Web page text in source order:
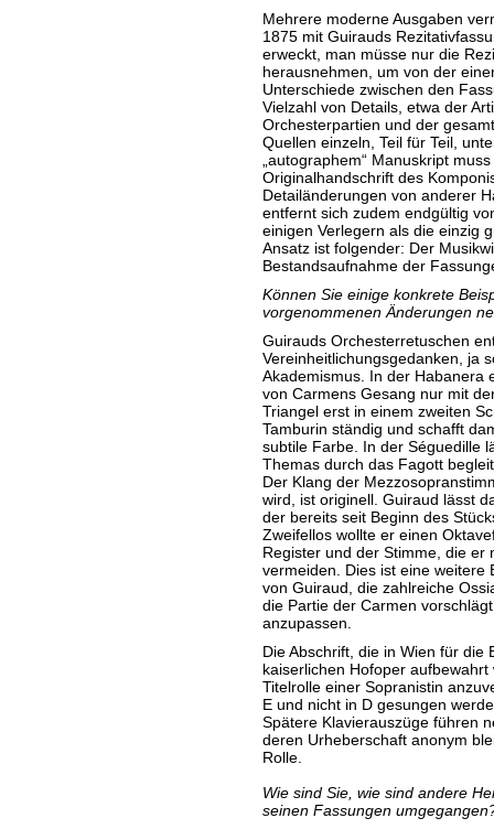
Mehrere moderne Ausgaben
1875 mit Guirauds
erweckt, man müsse nur die
herausnehmen, um von der
Unterschiede zwischen den
Vielzahl von Details, etwa der
Orchesterpartien und der
Quellen einzeln, Teil für Teil,
„autographem“ Manuskript
Originalhandschrift des
Detailänderungen von anderer
entfernt sich zudem endgültig
einigen Verlegern als die einzig
Ansatz ist folgender: Der
Bestandsaufnahme der
Können Sie einige konkrete
vorgenommenen Änderungen
Guirauds Orchesterretuschen
Vereinheitlichungsgedanken, ja
Akademismus. In der Habanera
von Carmens Gesang nur mit
Triangel erst in einem zweiten
Tamburin ständig und schafft
subtile Farbe. In der Séguedille
Themas durch das Fagott
Der Klang der
wird, ist originell. Guiraud lässt
der bereits seit Beginn des
Zweifellos wollte er einen
Register und der Stimme, die er
vermeiden. Dies ist eine weitere
von Guiraud, die zahlreiche
die Partie der Carmen
anzupassen.
Die Abschrift, die in Wien für die
kaiserlichen Hofoper
Titelrolle einer Sopranistin
E und nicht in D gesungen
Spätere Klavierauszüge führen
deren Urheberschaft anonym
Rolle.
Wie sind Sie, wie sind andere
seinen Fassungen